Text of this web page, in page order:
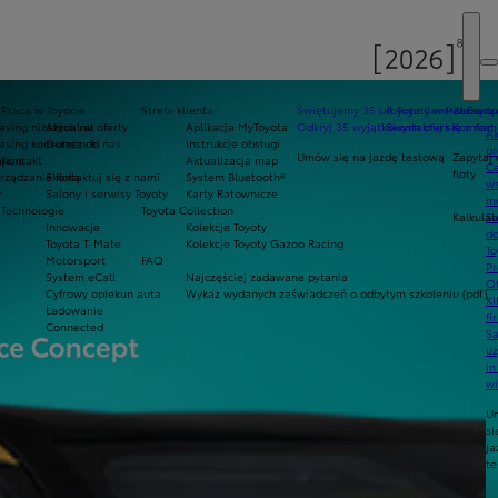
Świętujemy 35 lat Toyoty w Polsce
Odkryj 35 wyjątkowych ofert
Umów się na jazdę testową
Praca w Toyocie
Aktualne oferty
Dołącz do nas
Kontakt
Skontaktuj się z nami
Salony i serwisy Toyoty
Technologie
Innowacje
Toyota T-Mate
Motorsport
System eCall
Cyfrowy opiekun auta
Ładowanie
Connected
Toyota Central
Skontaktuj się z
niższych rat
konsumencki
flotą
Komfort
Zapytaj
floty
Strefa klienta
Aplikacja MyToyota
Instrukcje obsługi
Aktualizacja map
System Bluetooth®
Karty Ratownicze
Toyota Collection
Kolekcje Toyoty
Kolekcje Toyoty Gazoo Racing
FAQ
Najczęściej zadawane pytania
Wykaz wydanych zaświadczeń o odbytym szkoleniu (pdf)